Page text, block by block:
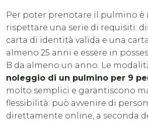
Per poter prenotare il pulmino è
rispettare una serie di requisiti:
carta di identità valida e una
almeno 25 anni e essere in
B da almeno un anno. Le
noleggio di un pulmino per 9
molto semplici e garantiscono
flessibilità: può avvenire di
direttamente online, a seconda